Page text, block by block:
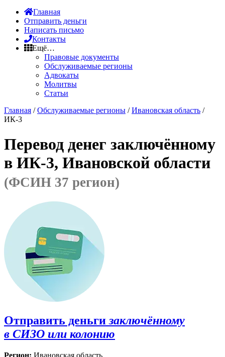
Главная
Отправить деньги
Написать письмо
Контакты
Ещё…
Правовые документы
Обслуживаемые регионы
Адвокаты
Молитвы
Статьи
Главная /Обслуживаемые регионы /Ивановская область /
ИК-3
Перевод денег заключённому
в ИК-3, Ивановской области
(ФСИН 37 регион)
Отправить деньги заключённому
в СИЗО или колонию
Регион: Ивановская область